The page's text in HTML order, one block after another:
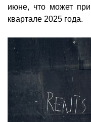
июне, что может
квартале 2025 года.